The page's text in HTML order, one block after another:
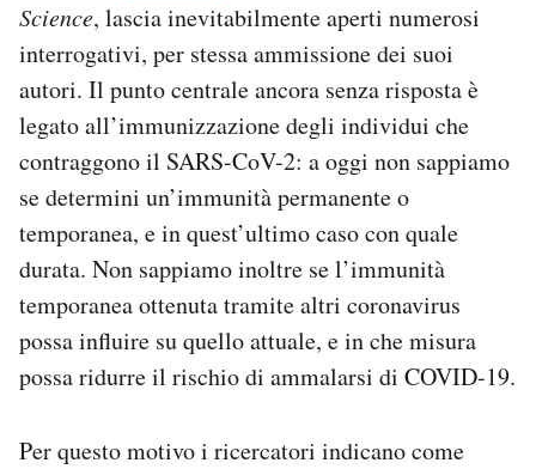
Science, lascia inevitabilmente aperti numerosi
interrogativi, per stessa ammissione dei suoi
autori. Il punto centrale ancora senza risposta è
legato all’immunizzazione degli individui che
contraggono il SARS-CoV-2: a oggi non sappiamo
se determini un’immunità permanente o
temporanea, e in quest’ultimo caso con quale
durata. Non sappiamo inoltre se l’immunità
temporanea ottenuta tramite altri coronavirus
possa influire su quello attuale, e in che misura
possa ridurre il rischio di ammalarsi di COVID-19.
Per questo motivo i ricercatori indicano come